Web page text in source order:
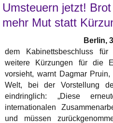
Umsteuern jetzt!
mehr Mut statt
Berlin,
dem Kabinettsbeschluss
weitere Kürzungen für die
vorsieht, warnt Dagmar
Welt, bei der Vorstellung
eindringlich: „Diese
internationalen
und müssen